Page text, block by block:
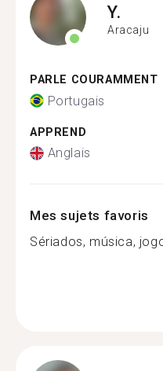
Y.
Aracaju
PARLE COURAMMENT
Portugais
APPREND
Anglais
Mes sujets favoris
Sériados, música,